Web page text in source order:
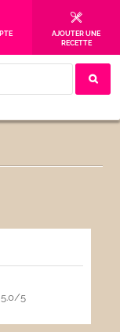
AJOUTER UNE
RECETTE
5.0/5